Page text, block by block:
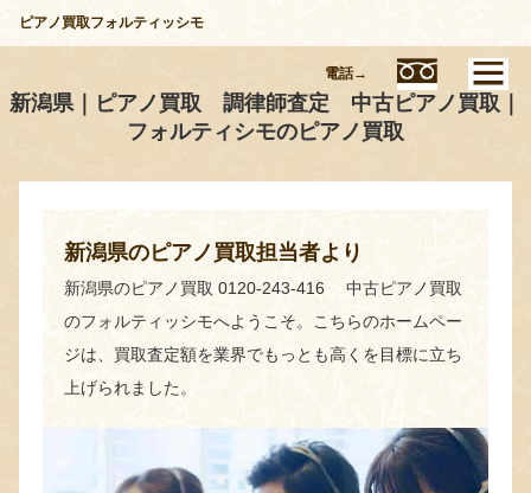
ピアノ買取フォルティッシモ
新潟県｜ピアノ買取 調律師査定 中古ピアノ買取｜
フォルティシモのピアノ買取
新潟県のピアノ買取担当者より
新潟県のピアノ買取 0120-243-416 中古ピアノ買取
のフォルティッシモへようこそ。こちらのホームペー
ジは、買取査定額を業界でもっとも高くを目標に立ち
上げられました。
電話→